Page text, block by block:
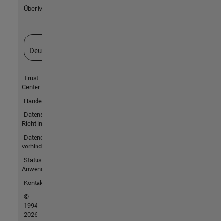
Über MathWorks
Deutschland
Trust
Center
Handelsmarken
Datenschutz-
Richtlinien
Datendiebstahl
verhindern
Status von
Anwendungen
Kontakt
©
1994-
2026